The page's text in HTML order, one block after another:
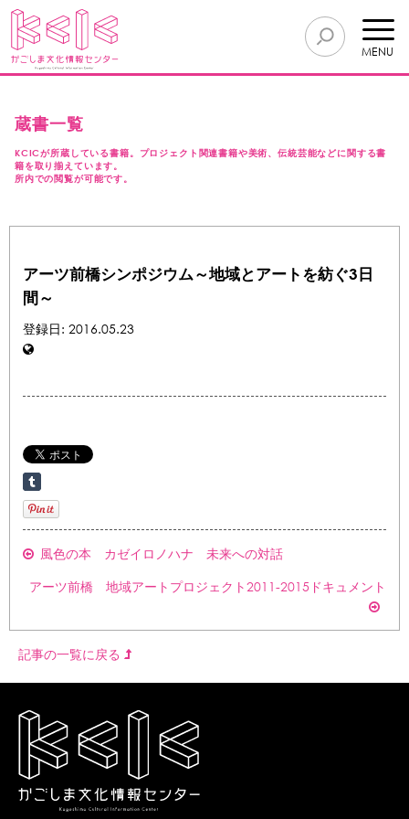
MENU
蔵書一覧
KCICが所蔵している書籍。プロジェクト関連書籍や美術、伝統芸能などに関する書
籍を取り揃えています。
所内での閲覧が可能です。
アーツ前橋シンポジウム～地域とアートを紡ぐ3日
間～
登録日: 2016.05.23
風色の本 カゼイロノハナ 未来への対話
アーツ前橋 地域アートプロジェクト2011-2015ドキュメント
記事の一覧に戻る